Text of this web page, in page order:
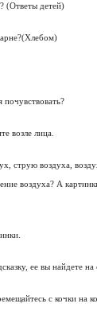
(Ответы детей)
почувствовать?
возле лица.
струю воздуха,
воздуха? А
ее вы найдете на
с кочки на